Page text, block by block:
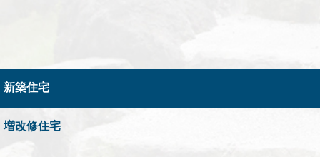
新築住宅
増改修住宅